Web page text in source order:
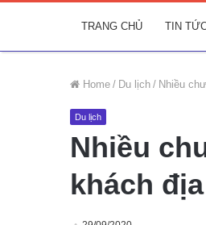
TRANG CHỦ TIN
Home / Du lịch / Nhiều
Du lịch
Nhiều
khách